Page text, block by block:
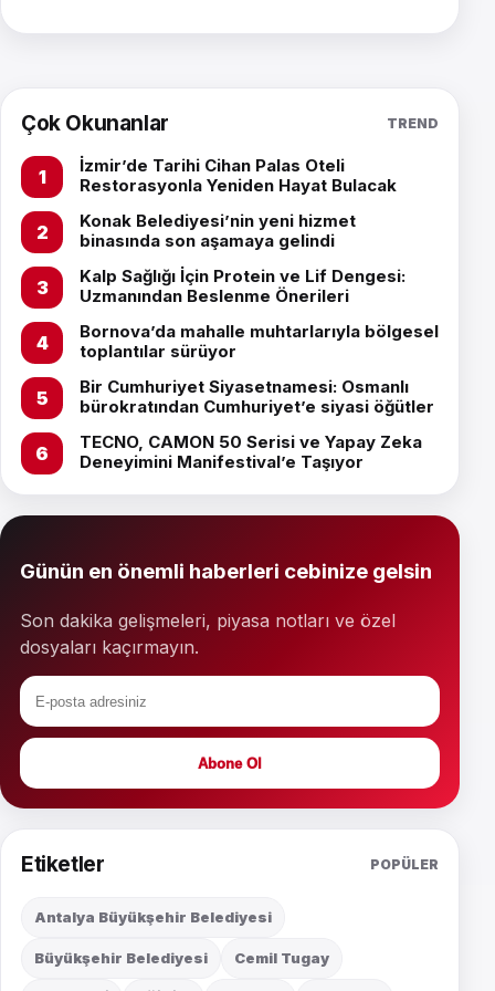
Çok Okunanlar TREND
İzmir’de Tarihi Cihan Palas Oteli
Restorasyonla Yeniden Hayat Bulacak
Konak Belediyesi’nin yeni hizmet
binasında son aşamaya gelindi
Kalp Sağlığı İçin Protein ve Lif Dengesi:
Uzmanından Beslenme Önerileri
Bornova’da mahalle muhtarlarıyla bölgesel
toplantılar sürüyor
Bir Cumhuriyet Siyasetnamesi: Osmanlı
bürokratından Cumhuriyet’e siyasi öğütler
TECNO, CAMON 50 Serisi ve Yapay Zeka
Deneyimini Manifestival’e Taşıyor
Günün en önemli haberleri cebinize gelsin
Son dakika gelişmeleri, piyasa notları ve özel
dosyaları kaçırmayın.
Abone Ol
Etiketler POPÜLER
Antalya Büyükşehir Belediyesi
Büyükşehir Belediyesi Cemil Tugay